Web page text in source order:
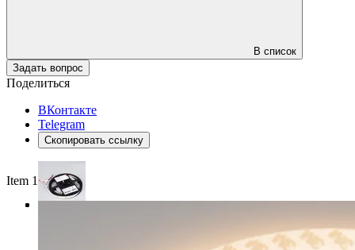
В список
Задать вопрос
Поделиться
ВКонтакте
Telegram
Скопировать ссылку
Item 1 of 3